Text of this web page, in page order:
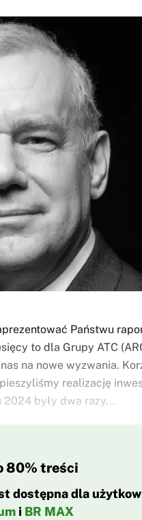
Państwu
to dla Grupy ATC
na nowe wyzwania.
realizację
2024 były dwa razy...
80% treści
dostępna dla
i BR MAX